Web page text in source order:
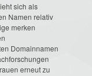
sich als
Namen relativ
merken
Domainnamen
erneut zu